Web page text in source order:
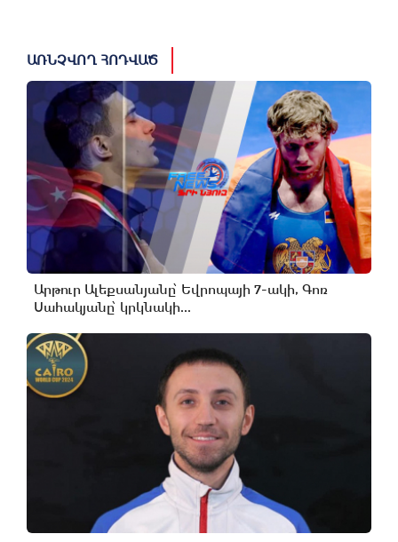
ԱՌՆՉՎՈՂ ՀՈԴՎԱԾ
Արթուր Ալեքսանյանը՝ Եվրոպայի 7-ակի, Գոռ
Սահակյանը՝ կրկնակի...